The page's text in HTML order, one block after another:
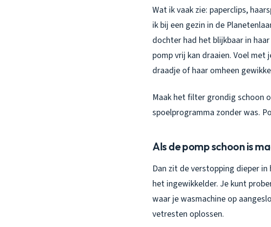
Wat ik vaak zie: paperclips,
ik bij een gezin in de
dochter had het blijkbaar in
pomp vrij kan draaien. Voel
draadje of haar omheen
Maak het filter grondig schoon
spoelprogramma zonder was.
Als de pomp schoon is
Dan zit de verstopping dieper
het ingewikkelder. Je kunt
waar je wasmachine op
vetresten oplossen.